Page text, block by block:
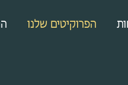
הפרוקיטים שלנו